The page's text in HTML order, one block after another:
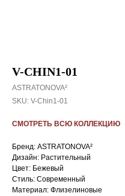
V-CHIN1-01
ASTRATONOVA²
SKU: V-Chin1-01
СМОТРЕТЬ ВСЮ КОЛЛЕКЦИЮ
Бренд: ASTRATONOVA²
Дизайн: Растительный
Цвет: Бежевый
Стиль: Cовременный
Материал: Флизелиновые